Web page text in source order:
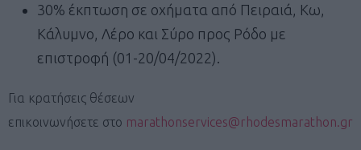
30% έκπτωση σε οχήματα από Πειραιά, Κω,
Κάλυμνο, Λέρο και Σύρο προς Ρόδο με
επιστροφή (01-20/04/2022).
Για κρατήσεις θέσεων
επικοινωνήσετε στο marathonservices@rhodesmarathon.gr